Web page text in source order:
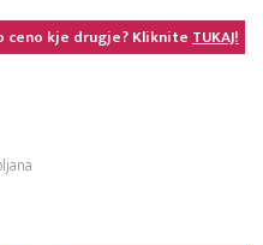
ceno kje drugje? KlikniteTUKAJ!